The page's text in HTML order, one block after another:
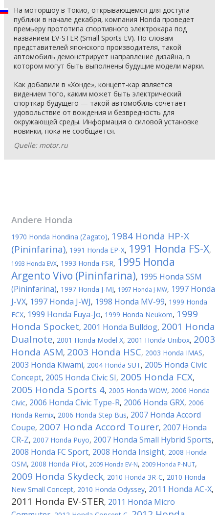
На моторшоу в Токио, открывающемся для доступа
публики в начале декабря, компания Honda проведет
премьеру прототипа спортивного электрокара под
названием EV-STER (Small Sports EV). По словам
представителей японского производителя, такой
автомобиль демонстрирует направление дизайна, в
котором могут быть выполнены будущие модели марки.
Как добавили в «Хонде», концепт-кар является
видением того, каким может быть электрический
спорткар будущего — такой автомобиль сочетает
удовольствие от вождения и безвредность для
окружающей среды. Информация о силовой установке
новинки, пока не сообщается.
Quelle: motor.ru
Andere Honda
1970 Honda Hondina (Zagato), 1984 Honda HP-X
(Pininfarina), 1991 Honda EP-X, 1991 Honda FS-X,
1993 Honda EVX, 1993 Honda FSR, 1995 Honda
Argento Vivo (Pininfarina), 1995 Honda SSM
(Pininfarina), 1997 Honda J-MJ, 1997 Honda J-MW, 1997 Honda
J-VX, 1997 Honda J-WJ, 1998 Honda MV-99, 1999 Honda
FCX, 1999 Honda Fuya-Jo, 1999 Honda Neukom, 1999
Honda Spocket, 2001 Honda Bulldog, 2001 Honda
Dualnote, 2001 Honda Model X, 2001 Honda Unibox, 2003
Honda ASM, 2003 Honda HSC, 2003 Honda IMAS,
2003 Honda Kiwami, 2004 Honda SUT, 2005 Honda Civic
Concept, 2005 Honda Civic SI, 2005 Honda FCX,
2005 Honda Sports 4, 2005 Honda WOW, 2006 Honda
Civic, 2006 Honda Civic Type-R, 2006 Honda GRX, 2006
Honda Remix, 2006 Honda Step Bus, 2007 Honda Accord
Coupe, 2007 Honda Accord Tourer, 2007 Honda
CR-Z, 2007 Honda Puyo, 2007 Honda Small Hybrid Sports,
2008 Honda FC Sport, 2008 Honda Insight, 2008 Honda
OSM, 2008 Honda Pilot, 2009 Honda EV-N, 2009 Honda P-NUT,
2009 Honda Skydeck, 2010 Honda 3R-C, 2010 Honda
New Small Concept, 2010 Honda Odyssey, 2011 Honda AC-X,
2011 Honda EV-STER, 2011 Honda Micro